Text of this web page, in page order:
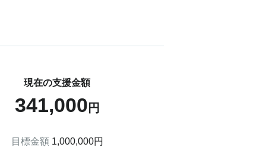
現在の支援金額
341,000 円
目標金額 1,000,000円